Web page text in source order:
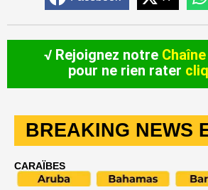
√ Rejoignez notre
pour ne rien rater
BREAKING NEWS
CARAÏBES